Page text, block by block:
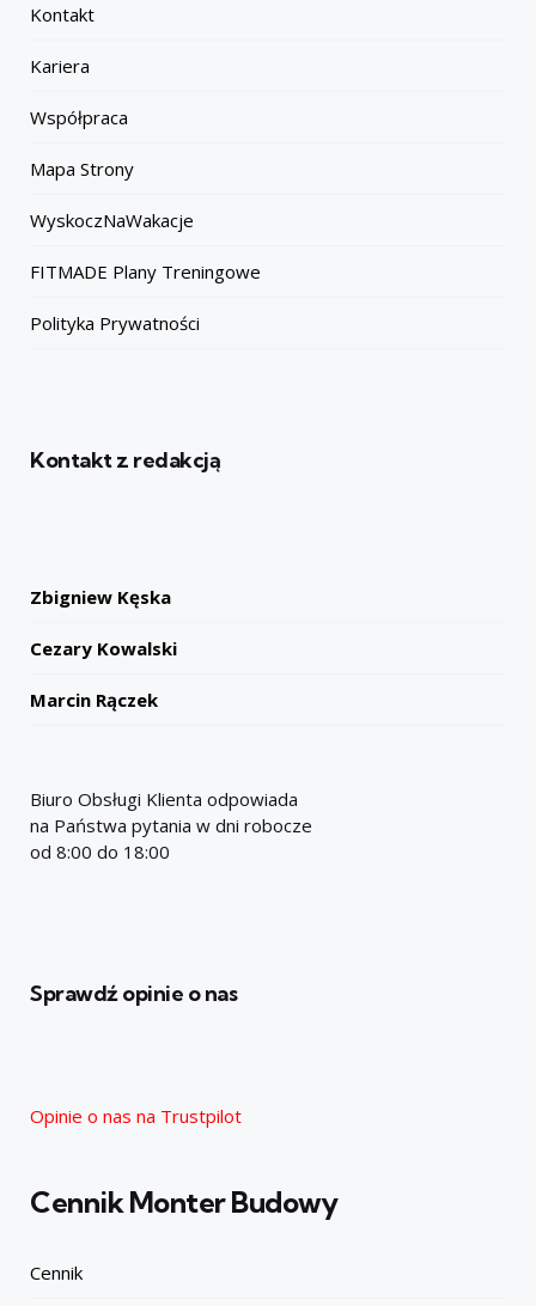
Kontakt
Kariera
Współpraca
Mapa Strony
WyskoczNaWakacje
FITMADE Plany Treningowe
Polityka Prywatności
Kontakt z redakcją
Zbigniew Kęska
Cezary Kowalski
Marcin Rączek
Biuro Obsługi Klienta odpowiada
na Państwa pytania w dni robocze
od 8:00 do 18:00
Sprawdź opinie o nas
Opinie o nas na Trustpilot
Cennik Monter Budowy
Cennik